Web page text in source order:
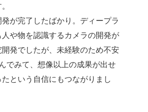
が完了したばかり。ディープラ
や物を認識するカメラの開発が
発でしたが、未経験のため不安
でみて、想像以上の成果が出せ
という自信にもつながりまし